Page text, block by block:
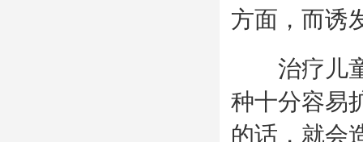
方面，而诱
治疗儿童
种十分容易
的话，就会